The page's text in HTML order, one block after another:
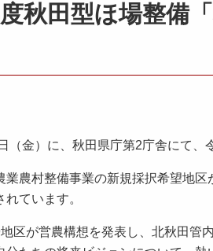
秋田型ほ場整備
金）に、秋田県庁第2庁舎にて、
農村整備事業の新規採択希望地区
ています。
区が営農構想を発表し、北秋田管